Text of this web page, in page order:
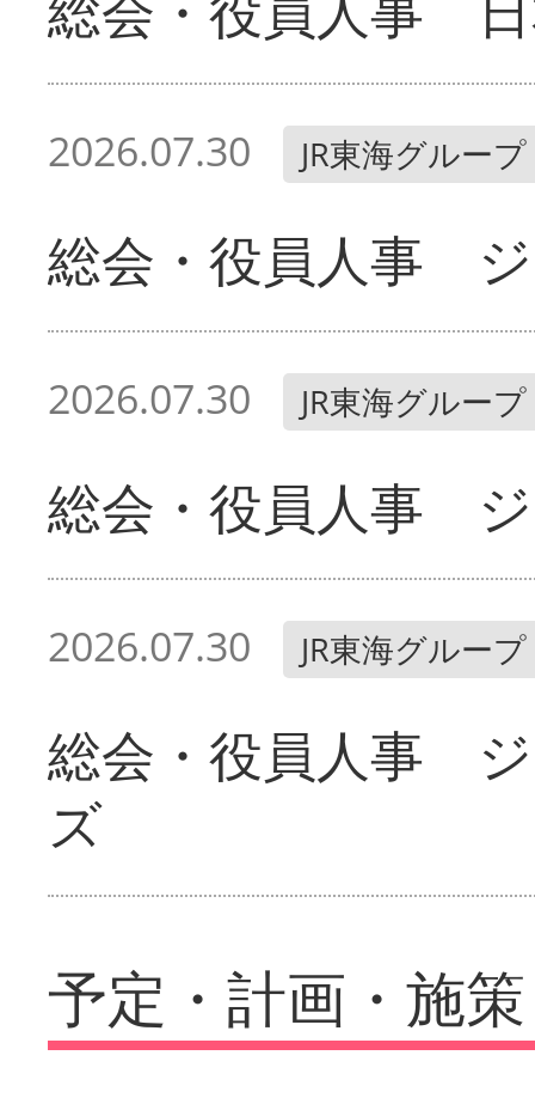
2026.07.30 JR東海グループ
総会・役員人事
2026.07.30 JR東海グループ
総会・役員人事
2026.07.30 JR東海グループ
総会・役員人事
ズ
予定・計画・施策